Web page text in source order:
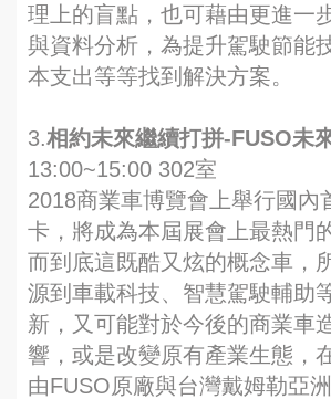
理上的盲點，也可藉由更進一
與資料分析，為提升駕駛節能
本支出等等找到解決方案。
3.相約未來繼續打拼-FUSO未
13:00~15:00 302室
2018商業車博覽會上舉行國內
卡，將成為本屆展會上最熱門
而到底這既酷又炫的概念車，
源到車載科技、智慧駕駛輔助
新，又可能對於今後的商業車
響，或是改變原有產業生態，
由FUSO原廠與台灣戴姆勒亞